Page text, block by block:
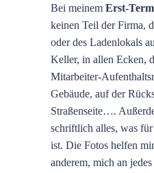
Bei meinem Erst-
keinen Teil der Firma,
oder des Ladenlokals
Keller, in allen Ecken,
Mitarbeiter-
Gebäude, auf der
Straßenseite….
schriftlich alles, was
ist. Die Fotos helfen
anderem, mich an